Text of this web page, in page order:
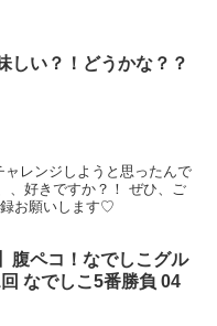
しい？！どうかな？？
レンジしようと思ったんで
、好きですか？！ ぜひ、ご
お願いします♡
腹ペコ！なでしこグル
なでしこ5番勝負 04